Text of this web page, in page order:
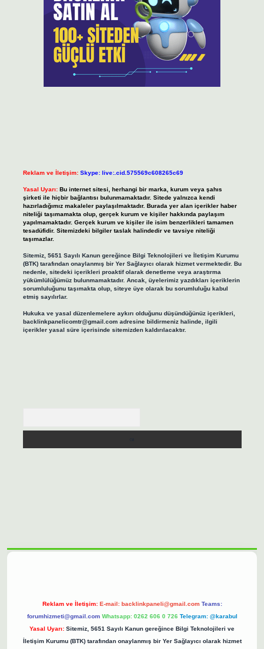
Reklam ve İletişim: Skype: live:.cid.575569c608265c69
Yasal Uyarı: Bu internet sitesi, herhangi bir marka, kurum veya şahıs
şirketi ile hiçbir bağlantısı bulunmamaktadır. Sitede yalnızca kendi
hazırladığımız makaleler paylaşılmaktadır. Burada yer alan içerikler haber
niteliği taşımamakta olup, gerçek kurum ve kişiler hakkında paylaşım
yapılmamaktadır. Gerçek kurum ve kişiler ile isim benzerlikleri tamamen
tesadüfidir. Sitemizdeki bilgiler taslak halindedir ve tavsiye niteliği
taşımazlar.
Sitemiz, 5651 Sayılı Kanun gereğince Bilgi Teknolojileri ve İletişim Kurumu
(BTK) tarafından onaylanmış bir Yer Sağlayıcı olarak hizmet vermektedir. Bu
nedenle, sitedeki içerikleri proaktif olarak denetleme veya araştırma
yükümlülüğümüz bulunmamaktadır. Ancak, üyelerimiz yazdıkları içeriklerin
sorumluluğunu taşımakta olup, siteye üye olarak bu sorumluluğu kabul
etmiş sayılırlar.
Hukuka ve yasal düzenlemelere aykırı olduğunu düşündüğünüz içerikleri,
backlinkpanelicomtr@gmail.comadresine bildirmeniz halinde, ilgili
içerikler yasal süre içerisinde sitemizden kaldırılacaktır.
Reklam ve İletişim: E-mail: backlinkpaneli@gmail.com Teams:
forumhizmeti@gmail.com Whatsapp: 0262 606 0 726 Telegram: @karabul
Yasal Uyarı: Sitemiz, 5651 Sayılı Kanun gereğince Bilgi Teknolojileri ve
İletişim Kurumu (BTK) tarafından onaylanmış bir Yer Sağlayıcı olarak hizmet